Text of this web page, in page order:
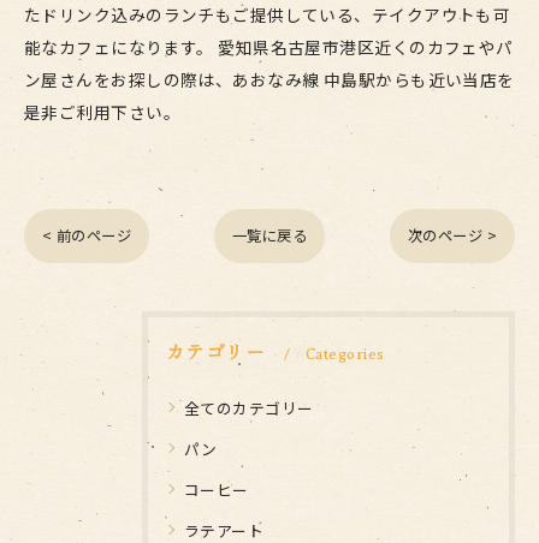
たドリンク込みのランチもご提供している、テイクアウトも可
能なカフェになります。 愛知県名古屋市港区近くのカフェやパ
ン屋さんをお探しの際は、あおなみ線 中島駅からも近い当店を
是非ご利用下さい。
< 前のページ 一覧に戻る 次のページ >
カテゴリー Categories
全てのカテゴリー
パン
コーヒー
ラテアート